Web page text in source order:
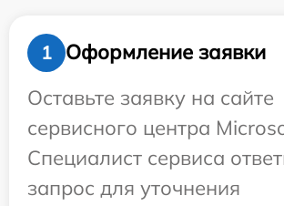
1
Оформление заявки
Оставьте заявку на сайте
сервисного центра
Специалист сервиса
запрос для уточнения